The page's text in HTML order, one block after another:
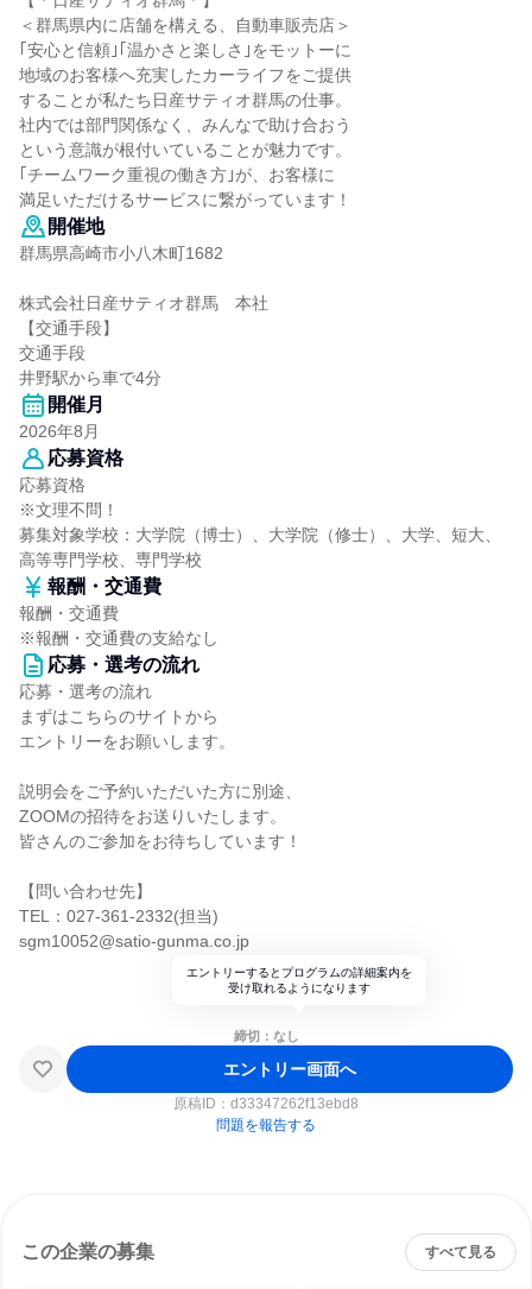
＜群馬県内に店舗を構える、自動車販売店＞
｢安心と信頼｣｢温かさと楽しさ｣をモットーに
地域のお客様へ充実したカーライフをご提供
することが私たち日産サティオ群馬の仕事。
社内では部門関係なく、みんなで助け合おう
という意識が根付いていることが魅力です。
｢チームワーク重視の働き方｣が、お客様に
満足いただけるサービスに繋がっています！
開催地
群馬県高崎市小八木町1682
株式会社日産サティオ群馬 本社
【交通手段】
交通手段
井野駅から車で4分
開催月
2026年8月
応募資格
応募資格
※文理不問！
募集対象学校：大学院（博士）、大学院（修士）、大学、短大、
高等専門学校、専門学校
報酬・交通費
報酬・交通費
※報酬・交通費の支給なし
応募・選考の流れ
応募・選考の流れ
まずはこちらのサイトから
エントリーをお願いします。
説明会をご予約いただいた方に別途、
ZOOMの招待をお送りいたします。
皆さんのご参加をお待ちしています！
【問い合わせ先】
TEL：027-361-2332(担当)
sgm10052@satio-gunma.co.jp
エントリーするとプログラムの詳細案内を
受け取れるようになります
締切：なし
エントリー画面へ
原稿ID： d33347262f13ebd8
問題を報告する
この企業の募集 すべて見る